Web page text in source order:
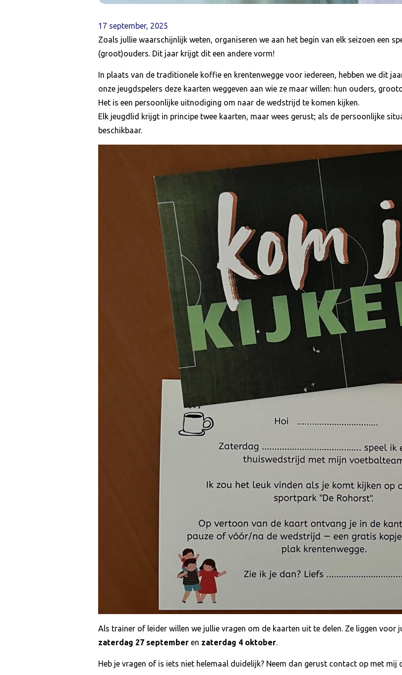
17 september, 2025
Zoals jullie waarschijnlijk weten, organiseren we aan het begin van elk seizoen een
(groot)ouders. Dit jaar krijgt dit een andere vorm!
In plaats van de traditionele koffie en krentenwegge voor iedereen, hebben we dit
onze jeugdspelers deze kaarten weggeven aan wie ze maar willen: hun ouders,
Het is een persoonlijke uitnodiging om naar de wedstrijd te komen kijken.
Elk jeugdlid krijgt in principe twee kaarten, maar wees gerust; als de persoonlijke
beschikbaar.
Als trainer of leider willen we jullie vragen om de kaarten uit te delen. Ze liggen voor
zaterdag 27 september en zaterdag 4 oktober
Heb je vragen of is iets niet helemaal duidelijk? Neem dan gerust contact op met mij